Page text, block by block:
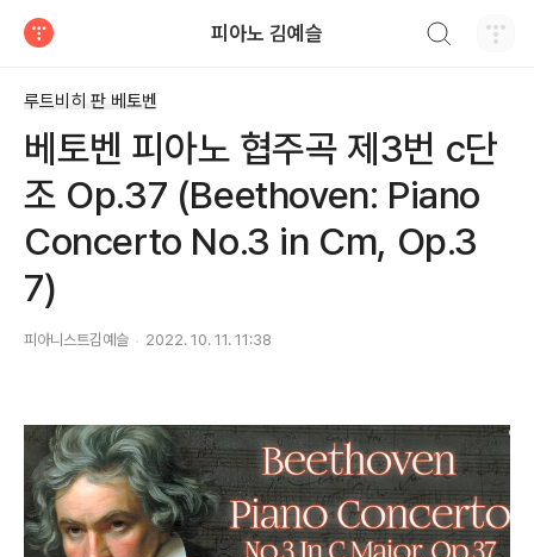
피아노 김예슬
루트비히 판 베토벤
베토벤 피아노 협주곡 제3번 c단
조 Op.37 (Beethoven: Piano
Concerto No.3 in Cm, Op.3
7)
피아니스트김예슬 2022. 10. 11. 11:38